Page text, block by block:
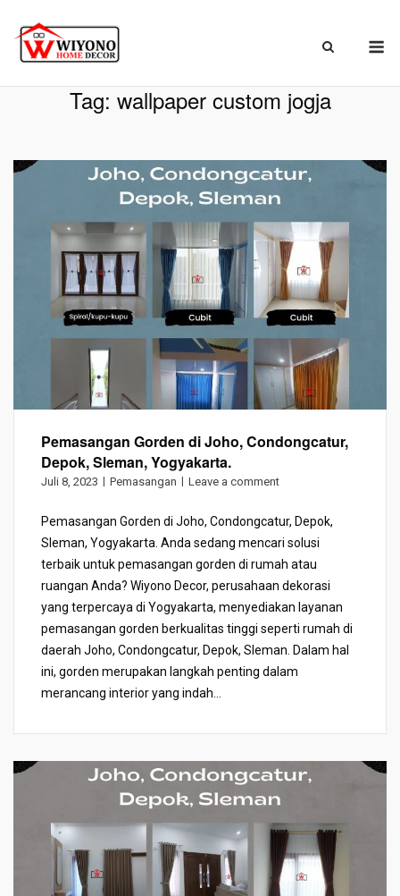
content
Beranda»wallpaper custom jogja
Tag: wallpaper custom jogja
Pemasangan Gorden di Joho, Condongcatur,
Depok, Sleman, Yogyakarta.
Juli 8, 2023 Pemasangan Leave a comment
Pemasangan Gorden di Joho, Condongcatur, Depok,
Sleman, Yogyakarta. Anda sedang mencari solusi
terbaik untuk pemasangan gorden di rumah atau
ruangan Anda? Wiyono Decor, perusahaan dekorasi
yang terpercaya di Yogyakarta, menyediakan layanan
pemasangan gorden berkualitas tinggi seperti rumah di
daerah Joho, Condongcatur, Depok, Sleman. Dalam hal
ini, gorden merupakan langkah penting dalam
merancang interior yang indah...